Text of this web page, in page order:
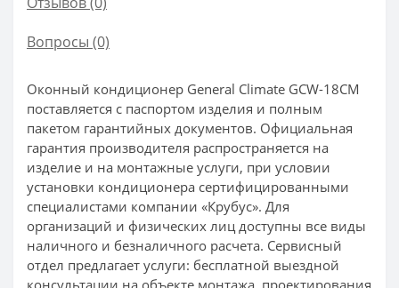
Вопросы (0)
Оконный кондиционер General Climate GCW-18CM
поставляется с паспортом изделия и полным
пакетом гарантийных документов. Официальная
гарантия производителя распространяется на
изделие и на монтажные услуги, при условии
установки кондиционера сертифицированными
специалистами компании «Крубус». Для
организаций и физических лиц доступны все виды
наличного и безналичного расчета. Сервисный
отдел предлагает услуги: бесплатной выездной
консультации на объекте монтажа, проектирования